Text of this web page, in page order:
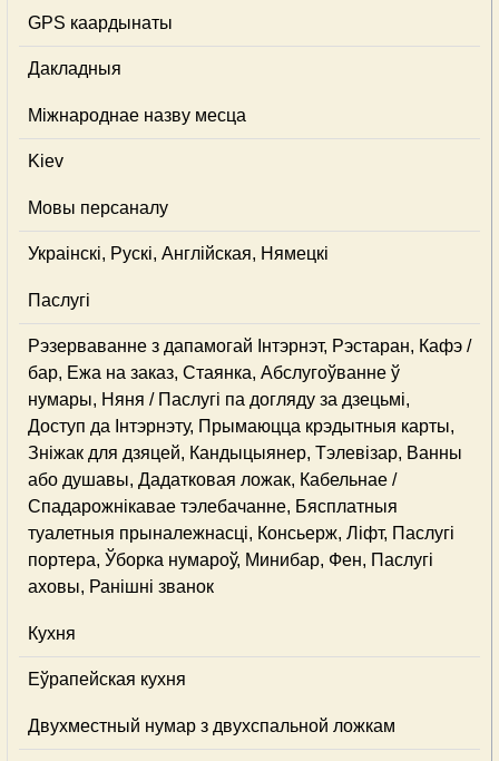
GPS каардынаты
Дакладныя
Міжнароднае назву месца
Kiev
Мовы персаналу
Украінскі, Рускі, Англійская, Нямецкі
Паслугі
Рэзерваванне з дапамогай Інтэрнэт, Рэстаран, Кафэ /
бар, Ежа на заказ, Стаянка, Абслугоўванне ў
нумары, Няня / Паслугі па догляду за дзецьмі,
Доступ да Інтэрнэту, Прымаюцца крэдытныя карты,
Зніжак для дзяцей, Кандыцыянер, Тэлевізар, Ванны
або душавы, Дадатковая ложак, Кабельнае /
Спадарожнiкавае тэлебачанне, Бясплатныя
туалетныя прыналежнасці, Консьерж, Ліфт, Паслугі
портера, Ўборка нумароў, Минибар, Фен, Паслугі
аховы, Ранішні званок
Кухня
Еўрапейская кухня
Двухместный нумар з двухспальной ложкам